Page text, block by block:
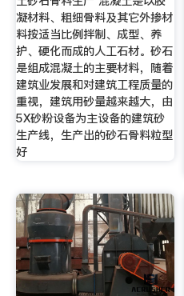
凝材料、粗细骨料及其它外掺材
料按适当比例拌制、成型、养
护、硬化而成的人工石材。砂石
是组成混凝土的主要材料，随着
建筑业发展和对建筑工程质量的
重视，建筑用砂量越来越大，由
5X砂粉设备为主设备的建筑砂
生产线，生产出的砂石骨料粒型
好